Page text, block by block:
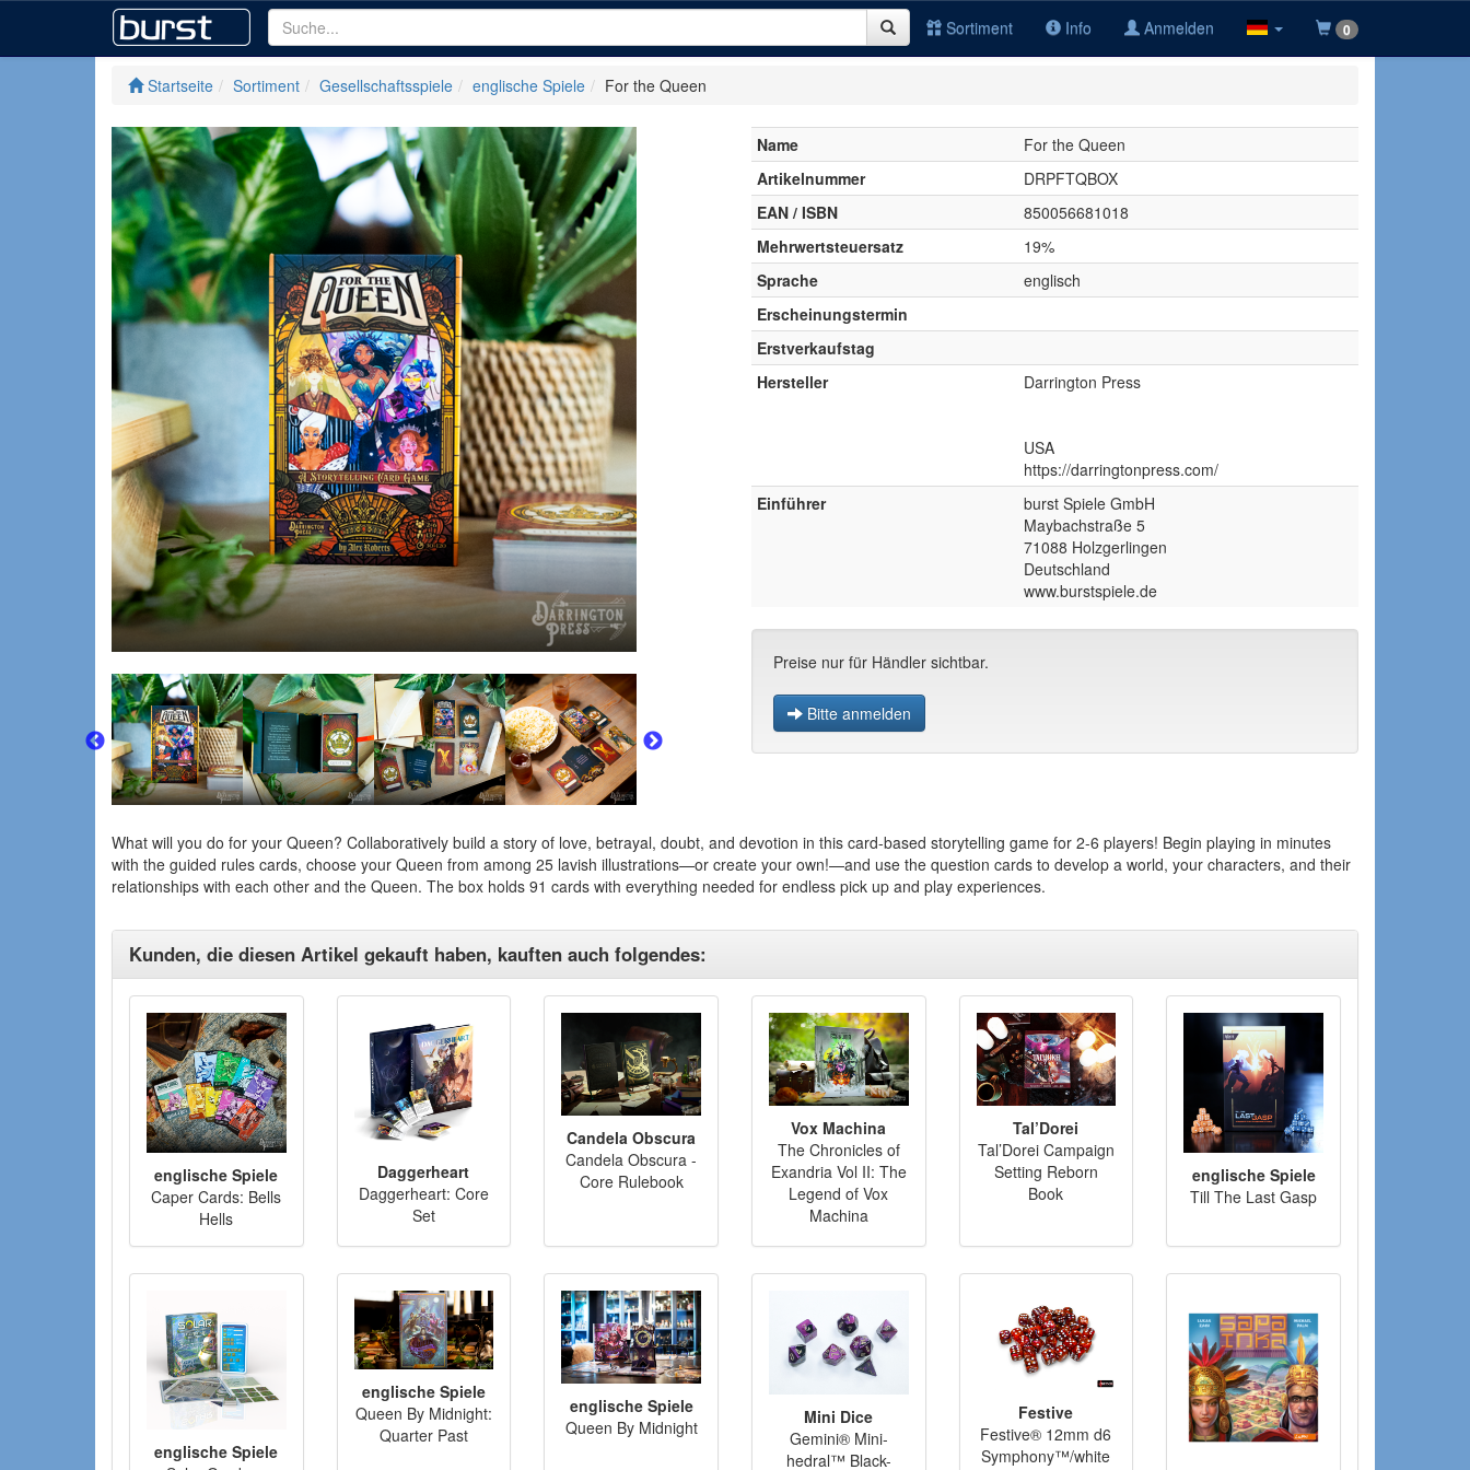
Sortiment Info Anmelden 0
Startseite Sortiment Gesellschaftsspiele englische Spiele For the Queen
Name
For the Queen
Artikelnummer
DRPFTQBOX
EAN / ISBN
850056681018
Mehrwertsteuersatz
19%
Sprache
englisch
Erscheinungstermin
Erstverkaufstag
Hersteller
Darrington Press
USA
https://darringtonpress.com/
Einführer
burst Spiele GmbH
Maybachstraße 5
71088 Holzgerlingen
Deutschland
www.burstspiele.de
Preise nur für Händler sichtbar.
Bitte anmelden
What will you do for your Queen? Collaboratively build a story of love, betrayal, doubt, and devotion in this card-based storytelling game for 2-6 players! Begin playing in minutes
with the guided rules cards, choose your Queen from among 25 lavish illustrations—or create your own!—and use the question cards to develop a world, your characters, and their
relationships with each other and the Queen. The box holds 91 cards with everything needed for endless pick up and play experiences.
Kunden, die diesen Artikel gekauft haben, kauften auch folgendes:
englische Spiele
Caper Cards: Bells
Hells
Daggerheart
Daggerheart: Core
Set
Candela Obscura
Candela Obscura -
Core Rulebook
Vox Machina
The Chronicles of
Exandria Vol II: The
Legend of Vox
Machina
Tal’Dorei
Tal’Dorei Campaign
Setting Reborn
Book
englische Spiele
Till The Last Gasp
englische Spiele
englische Spiele
Queen By Midnight:
Quarter Past
englische Spiele
Queen By Midnight
Mini Dice
Gemini® Mini-
hedral™ Black-
Festive
Festive® 12mm d6
Symphony™/white